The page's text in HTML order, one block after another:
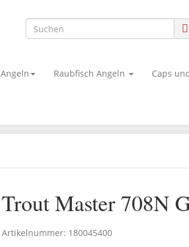
Raubfisch Angeln Caps
Trout Master 708N
Artikelnummer: 180045400